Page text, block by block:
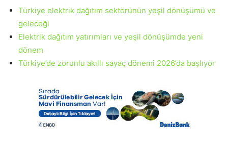
Türkiye elektrik dağıtım sektörünün yeşil dönüşümü ve
geleceği
Elektrik dağıtım yatırımları ve yeşil dönüşümde yeni
dönem
Türkiye’de zorunlu akıllı sayaç dönemi 2026’da başlıyor